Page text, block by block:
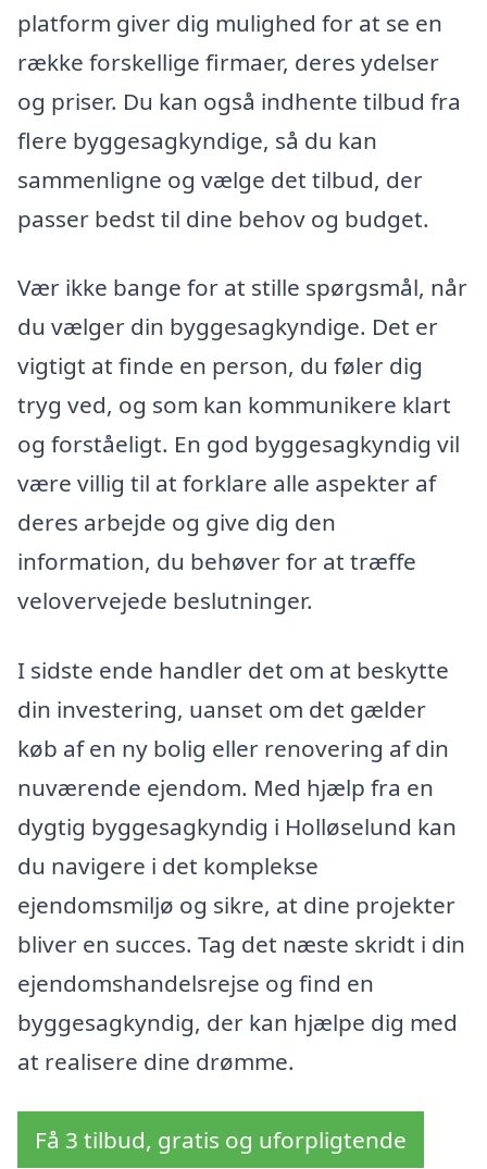
platform giver dig mulighed for at se en
række forskellige firmaer, deres ydelser
og priser. Du kan også indhente tilbud fra
flere byggesagkyndige, så du kan
sammenligne og vælge det tilbud, der
passer bedst til dine behov og budget.
Vær ikke bange for at stille spørgsmål, når
du vælger din byggesagkyndige. Det er
vigtigt at finde en person, du føler dig
tryg ved, og som kan kommunikere klart
og forståeligt. En god byggesagkyndig vil
være villig til at forklare alle aspekter af
deres arbejde og give dig den
information, du behøver for at træffe
velovervejede beslutninger.
I sidste ende handler det om at beskytte
din investering, uanset om det gælder
køb af en ny bolig eller renovering af din
nuværende ejendom. Med hjælp fra en
dygtig byggesagkyndig i Holløselund kan
du navigere i det komplekse
ejendomsmiljø og sikre, at dine projekter
bliver en succes. Tag det næste skridt i din
ejendomshandelsrejse og find en
byggesagkyndig, der kan hjælpe dig med
at realisere dine drømme.
Få 3 tilbud, gratis og uforpligtende